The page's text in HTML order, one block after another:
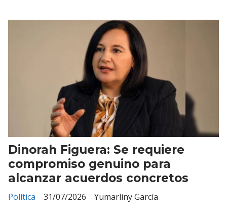
Dinorah Figuera: Se requiere
compromiso genuino para
alcanzar acuerdos concretos
Yumarliny García
Política 31/07/2026